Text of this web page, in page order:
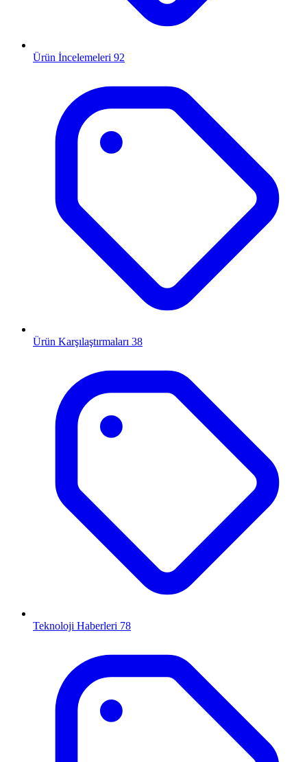
Ürün İncelemeleri 92
Ürün Karşılaştırmaları 38
Teknoloji Haberleri 78